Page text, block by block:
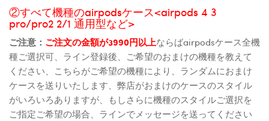
②すべて機種のairpodsケース<airpods 4 3
pro/pro2 2/1 通用型など>
ご注意： ご注文の金額が3990円以上ならばairpodsケース全機
種ご選択可、ライン登録後、ご希望のおまけの機種を教えて
ください、こちらがご希望の機種により、ランダムにおまけ
ケースを送りいたします、弊店がおまけのケースのスタイル
がいろいろありますが、もしさらに機種のスタイルご選択を
ご指定ご希望の場合、ラインでメッセージを送ってください